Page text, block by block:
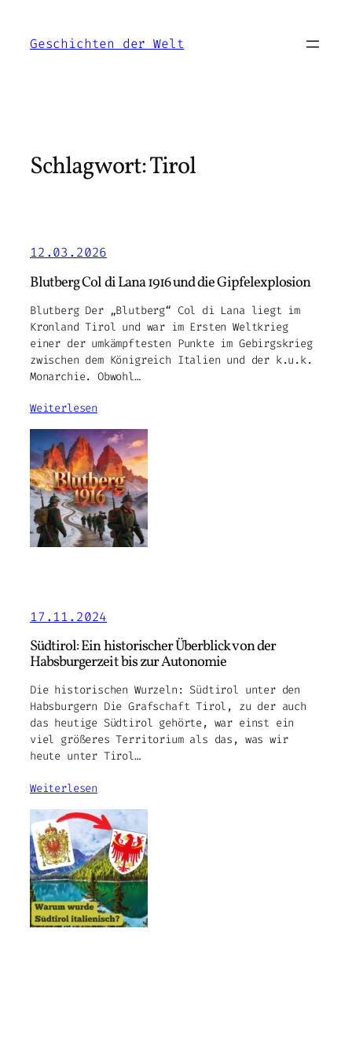
springen
Geschichten der Welt
Schlagwort:Tirol
12.03.2026
Blutberg Col di Lana 1916 und die Gipfelexplosion
Blutberg Der „Blutberg“ Col di Lana liegt im
Kronland Tirol und war im Ersten Weltkrieg
einer der umkämpftesten Punkte im Gebirgskrieg
zwischen dem Königreich Italien und der k.u.k.
Monarchie. Obwohl…
Weiterlesen
17.11.2024
Südtirol: Ein historischer Überblick von der
Habsburgerzeit bis zur Autonomie
Die historischen Wurzeln: Südtirol unter den
Habsburgern Die Grafschaft Tirol, zu der auch
das heutige Südtirol gehörte, war einst ein
viel größeres Territorium als das, was wir
heute unter Tirol…
Weiterlesen